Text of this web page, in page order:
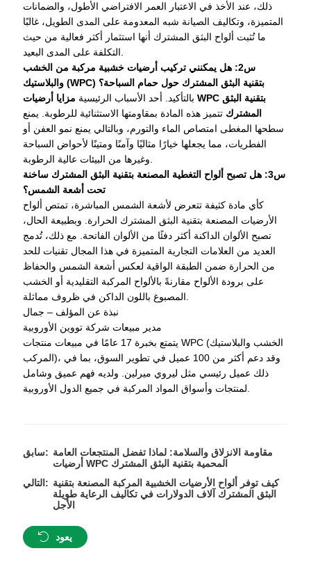
ذلك، عند الأخذ في الاعتبار العمر الافتراضي الأطول، والضمانات
المتميزة، وتكاليف الصيانة شبه المعدومة على المدى الطويل، غالبًا
ما تُثبت ألواح البثق المشترك أنها استثمار أكثر فعالية من حيث
س2: هل يمكنني تركيب أرضيات خشبية مركبة من الخشب
والبلاستيك (WPC) بتقنية البثق المشترك حول حمام السباحة؟
بالتأكيد. أحد الأسباب الرئيسية مزايا أرضيات WPC بتقنية البثق
المشترك تتميز هذه المادة بمقاومتها الاستثنائية للرطوبة. يمنع
سطحها المغطى امتصاص الماء والتورم، وبالتالي يمنع نمو العفن أو
الفطريات، مما يجعلها خيارًا مثاليًا وآمنًا ومتينًا لأحواض السباحة
س3: هل تصبح ألواح التغطية المصنعة بتقنية البثق المشترك ساخنة
تحت أشعة الشمس؟
كأي مادة كثيفة تتعرض لأشعة الشمس المباشرة، تمتص ألواح
الأرضيات المصنعة بتقنية البثق المشترك الحرارة. وبطبيعة الحال،
تصبح الألوان الداكنة أكثر دفئًا من الألوان الفاتحة. مع ذلك، تُدمج
العديد من العلامات التجارية المتميزة في هذا المجال تقنيات للحد
من الحرارة ضمن الطبقة الواقية لعكس أشعة الشمس والحفاظ
على برودة الألواح مقارنةً بالألواح المركبة التقليدية أو الخشب
نبذة عن المؤلف – جمال
مدير مبيعات شركة تووين الأوروبية
يتمتع بخبرة 17 عامًا في مبيعات منتجات WPC (الخشب والبلاستيك
المركب)، وقد دعم أكثر من 100 عميل في تطوير السوق، بما في
ذلك عميل رئيسي مثل ليروي ميرلين. ولديه فهم عميق وشامل
سابق: مقاومة الانزلاق والسلامة: لماذا تفضل المنتجعات العامة
أرضيات WPC المحمية بتقنية البثق المشترك
التالي: كيف توفر ألواح الأرضيات الخشبية المركبة المصنعة بتقنية
البثق المشترك آلاف الدولارات في تكاليف الرعاية طويلة
الأجل
يعود